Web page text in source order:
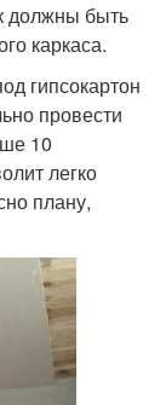
должны быть
каркаса.
гипсокартон
провести
10
легко
плану,